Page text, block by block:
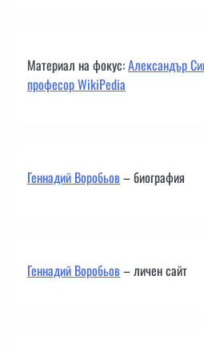
Материал на фокус:Александър
професор WikiPedia
Геннадий Воробьов– биография
Геннадий Воробьов– личен сайт